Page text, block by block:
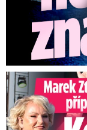
Marek Ztracený